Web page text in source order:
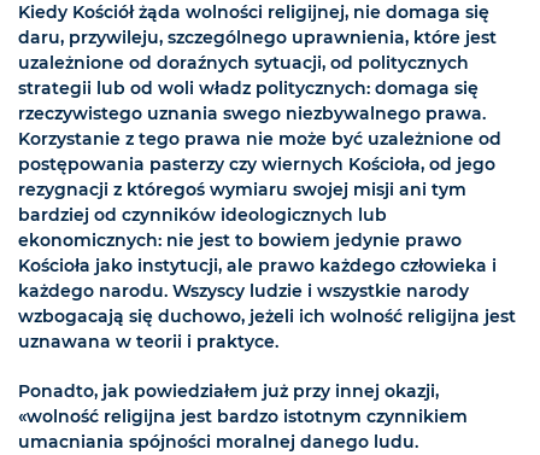
Kiedy Kościół żąda wolności religijnej, nie domaga się
daru, przywileju, szczególnego uprawnienia, które jest
uzależnione od doraźnych sytuacji, od politycznych
strategii lub od woli władz politycznych: domaga się
rzeczywistego uznania swego niezbywalnego prawa.
Korzystanie z tego prawa nie może być uzależnione od
postępowania pasterzy czy wiernych Kościoła, od jego
rezygnacji z któregoś wymiaru swojej misji ani tym
bardziej od czynników ideologicznych lub
ekonomicznych: nie jest to bowiem jedynie prawo
Kościoła jako instytucji, ale prawo każdego człowieka i
każdego narodu. Wszyscy ludzie i wszystkie narody
wzbogacają się duchowo, jeżeli ich wolność religijna jest
uznawana w teorii i praktyce.
Ponadto, jak powiedziałem już przy innej okazji,
«wolność religijna jest bardzo istotnym czynnikiem
umacniania spójności moralnej danego ludu.